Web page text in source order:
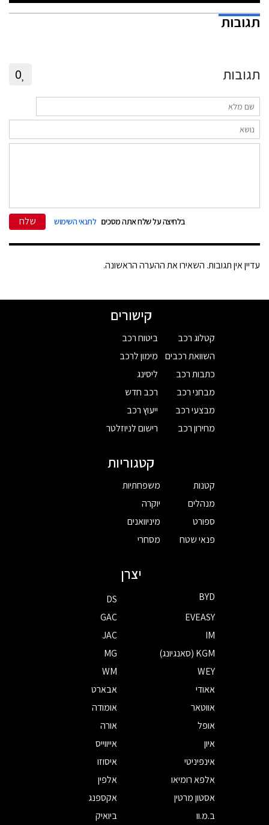
תגובות
תגובות 0
בלחיצה על שלח אתה מסכים לתנאי השימוש שלח
עדיין אין תגובות. השאירו את ההערה הראשונה.
קישורים
קטלוג רכב
השוואת רכבים
כתבות רכב
מבחני רכב
מבצעי רכב
מחירון רכב
ביטוח רכב
מימון לרכב
ליסינג
רכב חדש
ייעוץ רכב
רישום לניוזלטר
קטגוריות
קטנות
מנהלים
ספורט
פנאי שטח
משפחתיות
יוקרה
מיניוואנים
מסחרי
יצרן
BYD
DS
EVEASY
GAC
IM
JAC
KGM (סאנגיונג)
MG
WEY
WM
אאודי
אבארט
אווטאר
אומודה
אופל
אורה
איון
אייווייס
אינפיניטי
איסוזו
אלפא רומיאו
אלפין
אסטון מרטין
אקספנג
ב.מ.וו
ביואיק